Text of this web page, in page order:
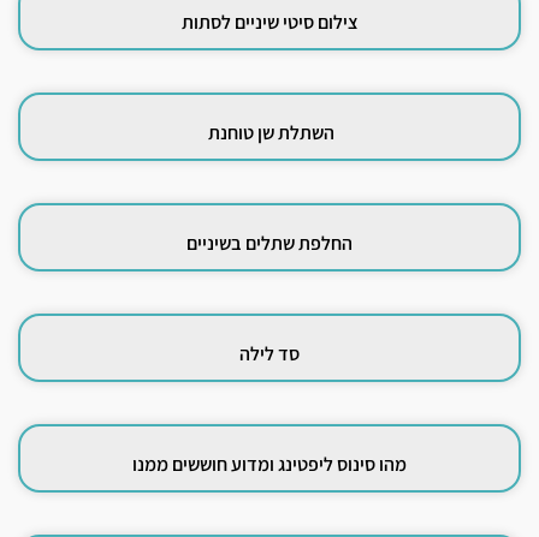
צילום סיטי שיניים לסתות
השתלת שן טוחנת
החלפת שתלים בשיניים
סד לילה
מהו סינוס ליפטינג ומדוע חוששים ממנו